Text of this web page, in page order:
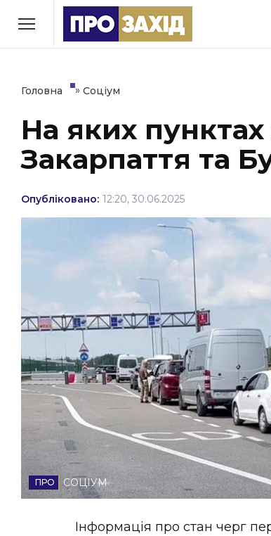
РУБРИКИ
Економіка
Політика Соціум
Втрачений Ужгород
(відеоверсія)
ЗАКАРПАТСЬКІ НОВИНИ
НОВИНИ ЗАХІДНОЇ
ФОТО
ВІДЕО
Головна » Соціум
На яких
Закарпаття та
Опубліковано: 12:20, 30.06.2025
СОЦІУМ
Інформація про стан черг